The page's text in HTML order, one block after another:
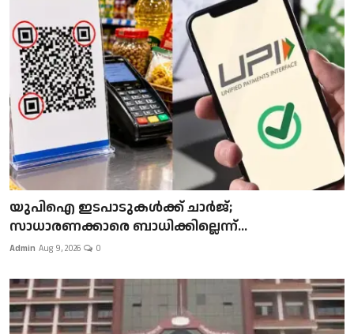
യുപിഐ ഇടപാടുകൾക്ക് ചാർജ്;
സാധാരണക്കാരെ ബാധിക്കില്ലെന്ന്...
Admin Aug 9, 2026 0